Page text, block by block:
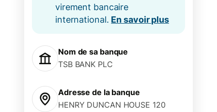
virement bancaire
international. En savoir plus
Nom de sa banque
TSB BANK PLC
Adresse de la banque
HENRY DUNCAN HOUSE 120